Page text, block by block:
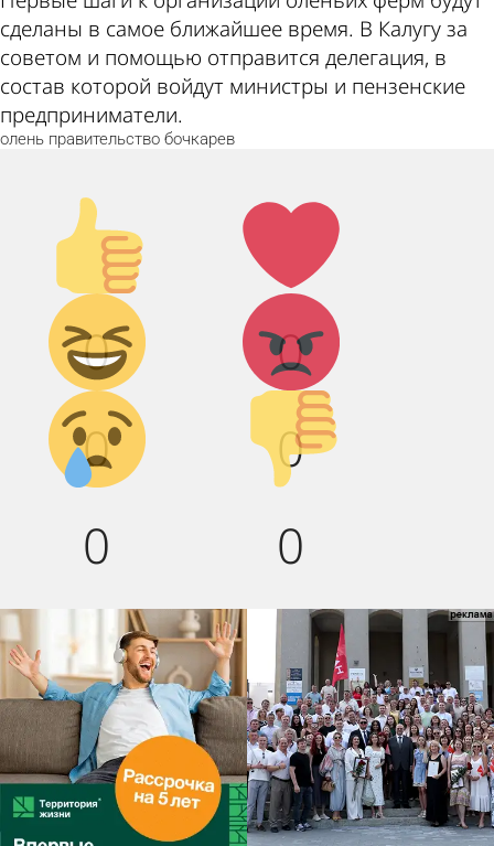
сделаны в самое ближайшее время. В Калугу за
советом и помощью отправится делегация, в
состав которой войдут министры и пензенские
предприниматели.
олень правительство бочкарев
Палец
вверх!
0
Лайк!
0
Дикий
смех!
0
Агрессия!
0
Грусть :(
0
Палец
вниз!
0